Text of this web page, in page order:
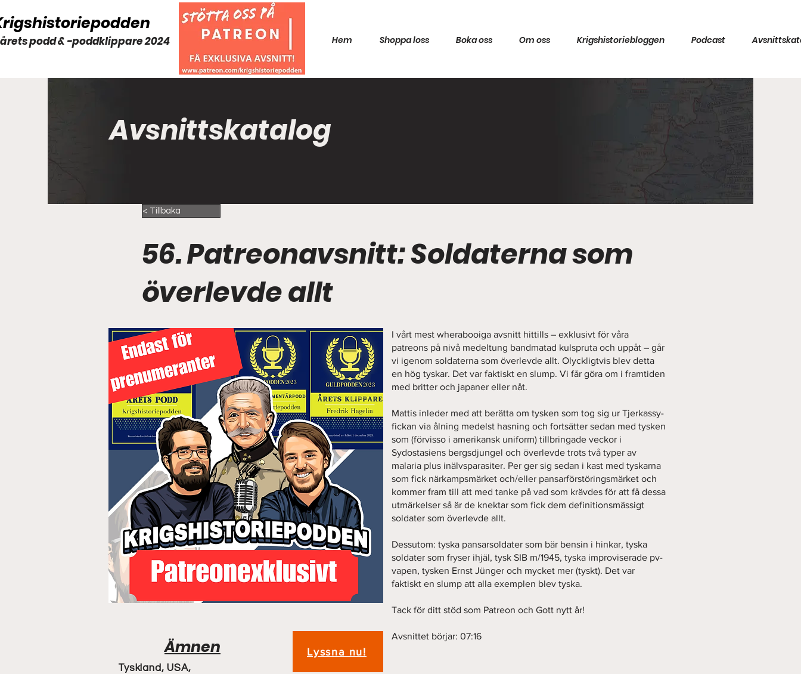
podd & -poddklippare 2024 Hem Shoppa loss Boka oss Om oss Krigshistoriebloggen Podcast
< Tillbaka
56. Patreonavsnitt: Soldaterna som
överlevde allt
Ämnen
Tyskland, USA,
Lyssna nu!
I vårt mest wherabooiga avsnitt hittills – exklusivt för våra
patreons på nivå medeltung bandmatad kulspruta och uppåt – går
vi igenom soldaterna som överlevde allt. Olyckligtvis blev detta
en hög tyskar. Det var faktiskt en slump. Vi får göra om i framtiden
med britter och japaner eller nåt.
Mattis inleder med att berätta om tysken som tog sig ur Tjerkassy-
fickan via ålning medelst hasning och fortsätter sedan med tysken
som (förvisso i amerikansk uniform) tillbringade veckor i
Sydostasiens bergsdjungel och överlevde trots två typer av
malaria plus inälvsparasiter. Per ger sig sedan i kast med tyskarna
som fick närkampsmärket och/eller pansarförstöringsmärket och
kommer fram till att med tanke på vad som krävdes för att få dessa
utmärkelser så är de knektar som fick dem definitionsmässigt
soldater som överlevde allt.
Dessutom: tyska pansarsoldater som bär bensin i hinkar, tyska
soldater som fryser ihjäl, tysk SIB m/1945, tyska improviserade pv-
vapen, tysken Ernst Jünger och mycket mer (tyskt). Det var
faktiskt en slump att alla exemplen blev tyska.
Tack för ditt stöd som Patreon och Gott nytt år!
Avsnittet börjar: 07:16
Avsnittskatalog